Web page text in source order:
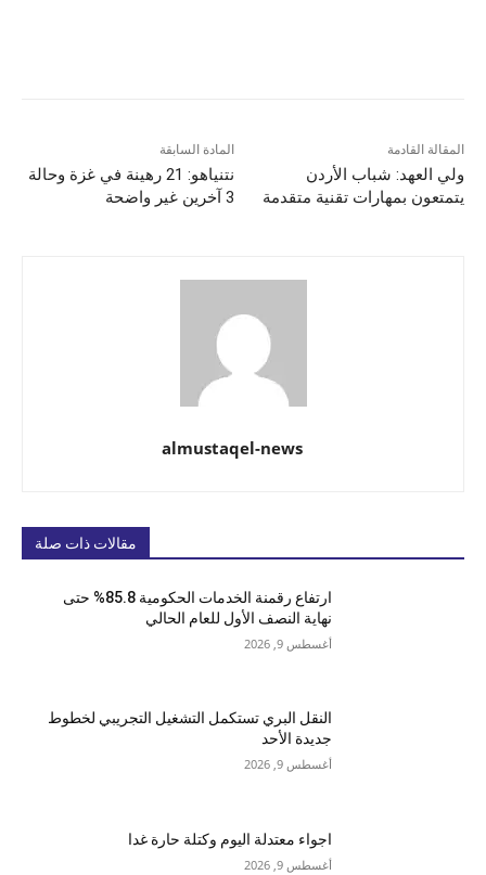
المادة السابقة
نتنياهو: 21 رهينة في غزة وحالة
3 آخرين غير واضحة
المقالة القادمة
ولي العهد: شباب الأردن
يتمتعون بمهارات تقنية متقدمة
almustaqel-news
مقالات ذات صلة
ارتفاع رقمنة الخدمات الحكومية 85.8% حتى
نهاية النصف الأول للعام الحالي
أغسطس 9, 2026
النقل البري تستكمل التشغيل التجريبي لخطوط
جديدة الأحد
أغسطس 9, 2026
اجواء معتدلة اليوم وكتلة حارة غدا
أغسطس 9, 2026